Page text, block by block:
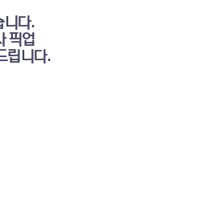
니다.
픽업
립니다.